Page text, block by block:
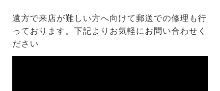
遠方で来店が難しい方へ向けて郵送での修理も行
っております。下記よりお気軽にお問い合わせく
ださい